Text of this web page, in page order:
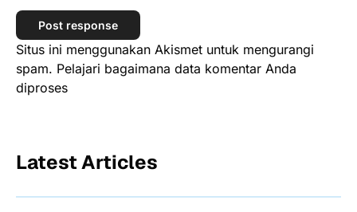
Situs ini menggunakan Akismet untuk mengurangi
spam. Pelajari bagaimana data komentar Anda
diproses
Latest Articles